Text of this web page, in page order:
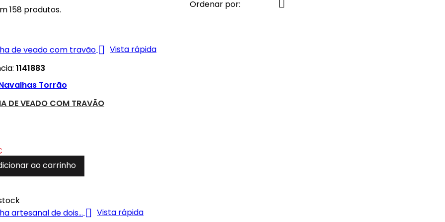
158 produtos. Ordenar por:
 Vista rápida
1141883
Torrão
DE VEADO COM TRAVÃO
ao carrinho
 Vista rápida